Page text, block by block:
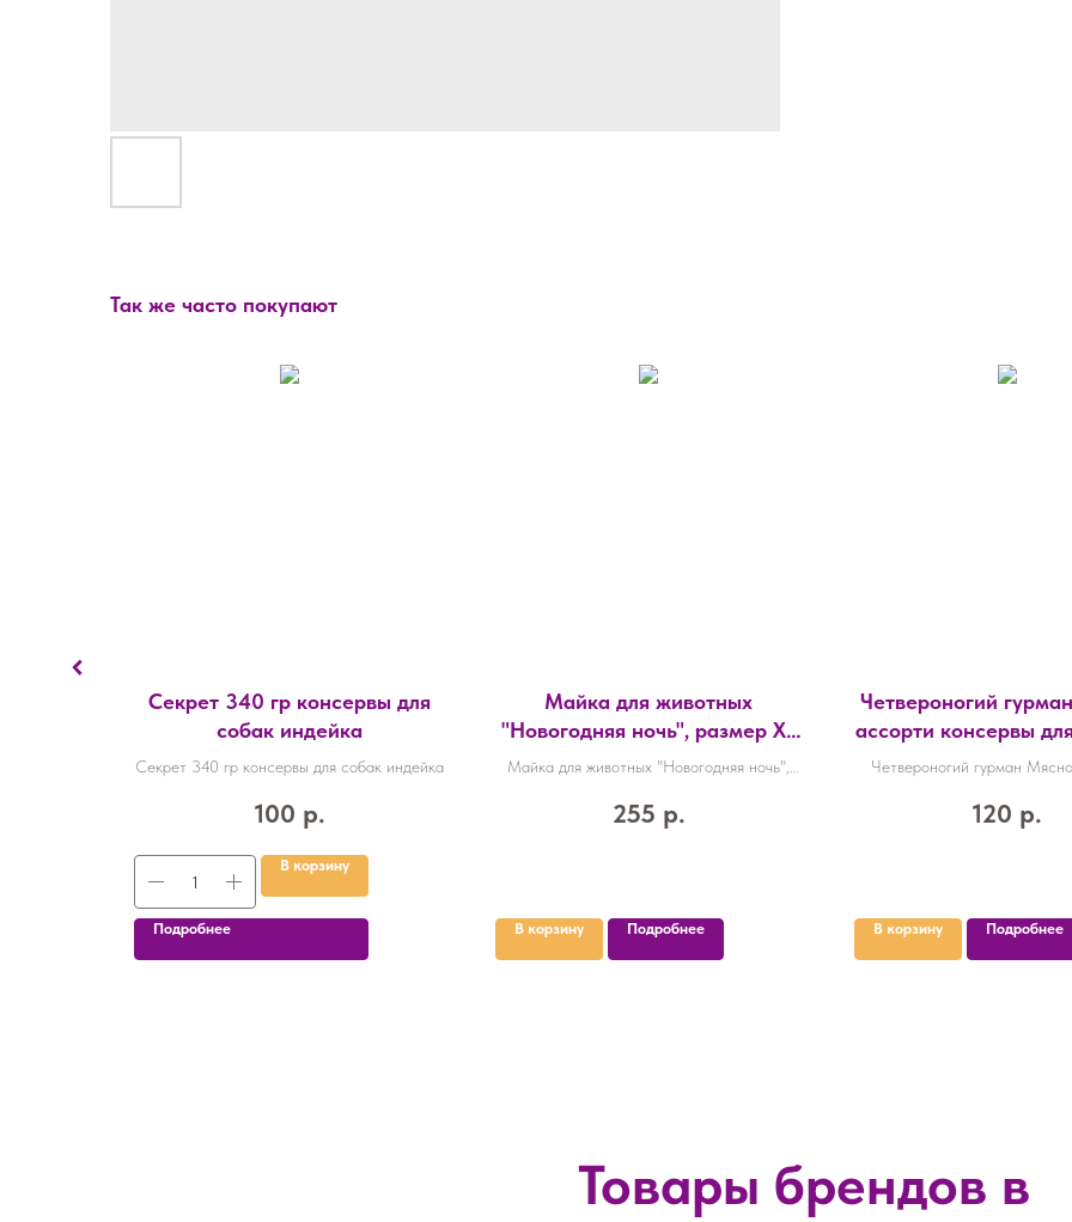
Так же часто покупают
Секрет 340 гр консервы для
собак индейка
Секрет 340 гр консервы для собак индейка
100 р.
В корзину
Подробнее
Майка для животных
"Новогодняя ночь", размер XL
(ДС 40, ОШ 40, ОГ 50 см),
Майка для животных "Новогодняя ночь",
красная
255 р.
В корзину Подробнее
Четвероногий
ассорти консервы
потрошками, 100 гр.,
Четвероногий гурман
уп./24 шт.
120 р.
В корзину Подробнее
Товары брендов в